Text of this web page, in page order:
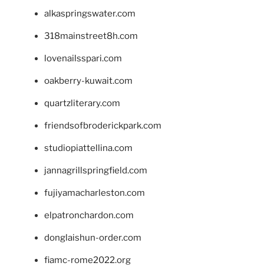
alkaspringswater.com
318mainstreet8h.com
lovenailsspari.com
oakberry-kuwait.com
quartzliterary.com
friendsofbroderickpark.com
studiopiattellina.com
jannagrillspringfield.com
fujiyamacharleston.com
elpatronchardon.com
donglaishun-order.com
fiamc-rome2022.org